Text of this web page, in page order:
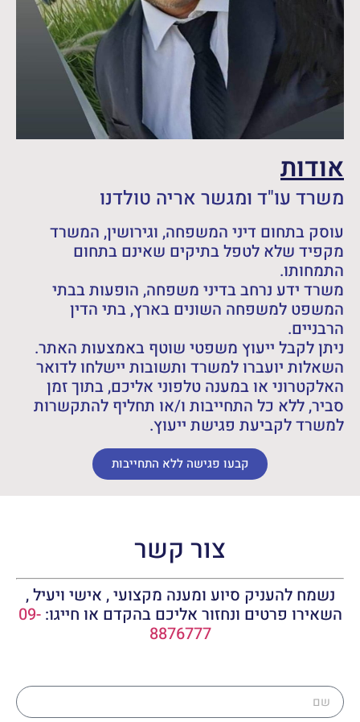
אודות
משרד עו"ד ומגשר אריה טולדנו
עוסק בתחום דיני המשפחה, וגירושין, המשרד
מקפיד שלא לטפל בתיקים שאינם בתחום
התמחותו.
משרד ידע נרחב בדיני משפחה, הופעות בבתי
המשפט למשפחה השונים בארץ, בתי הדין
הרבניים.
ניתן לקבל ייעוץ משפטי שוטף באמצעות האתר.
השאלות יועברו למשרד ותשובות יישלחו לדואר
האלקטרוני או במענה טלפוני אליכם, בתוך זמן
סביר, ללא כל התחייבות ו/או תחליף להתקשרות
למשרד לקביעת פגישת ייעוץ.
קבעו פגישה ללא התחייבות
צור קשר
נשמח להעניק סיוע ומענה מקצועי , אישי ויעיל ,
השאירו פרטים ונחזור אליכם בהקדם או חייגו:09-
8876777